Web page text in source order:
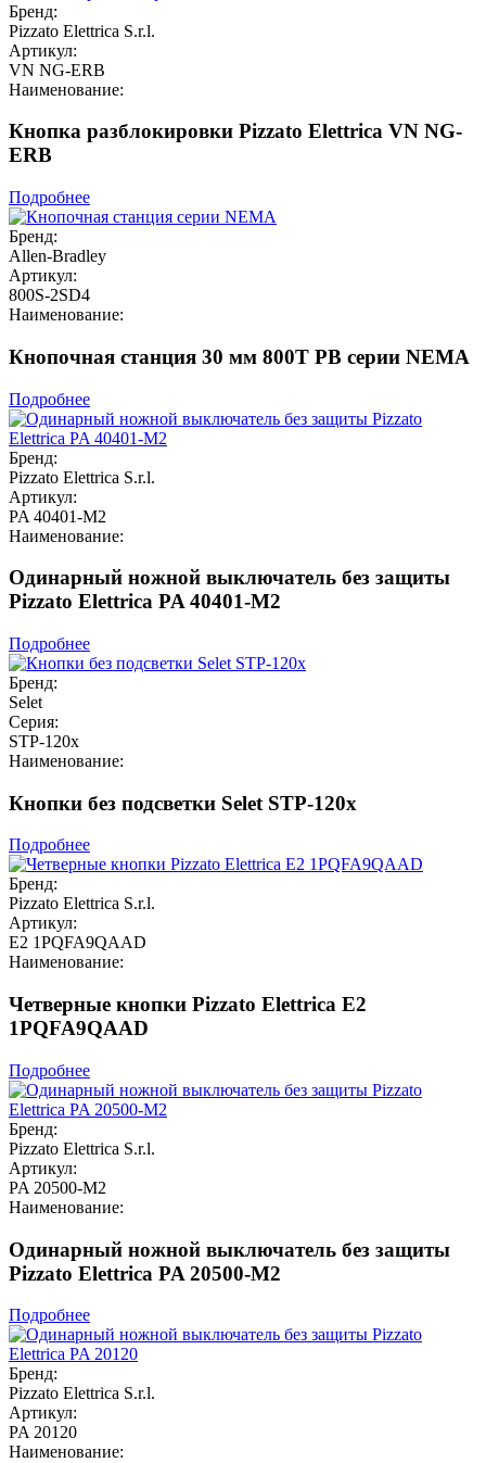
Бренд:
Pizzato Elettrica S.r.l.
Артикул:
VN NG-ERB
Наименование:
Кнопка разблокировки Pizzato Elettrica VN NG-
ERB
Подробнее
Бренд:
Allen-Bradley
Артикул:
800S-2SD4
Наименование:
Кнопочная станция 30 мм 800T PB серии NEMA
Подробнее
Бренд:
Pizzato Elettrica S.r.l.
Артикул:
PA 40401-M2
Наименование:
Одинарный ножной выключатель без защиты
Pizzato Elettrica PA 40401-M2
Подробнее
Бренд:
Selet
Серия:
STP-120x
Наименование:
Кнопки без подсветки Selet STP-120x
Подробнее
Бренд:
Pizzato Elettrica S.r.l.
Артикул:
E2 1PQFA9QAAD
Наименование:
Четверные кнопки Pizzato Elettrica E2
1PQFA9QAAD
Подробнее
Бренд:
Pizzato Elettrica S.r.l.
Артикул:
PA 20500-M2
Наименование:
Одинарный ножной выключатель без защиты
Pizzato Elettrica PA 20500-M2
Подробнее
Бренд:
Pizzato Elettrica S.r.l.
Артикул:
PA 20120
Наименование: